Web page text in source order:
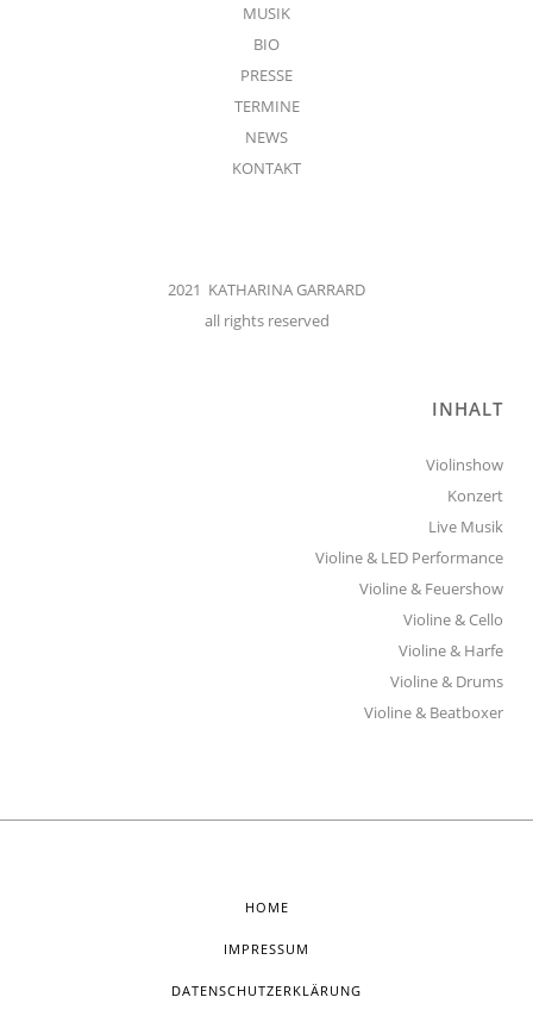
MUSIK
BIO
PRESSE
TERMINE
NEWS
KONTAKT
2021 KATHARINA GARRARD
all rights reserved
INHALT
Violinshow
Konzert
Live Musik
Violine & LED Performance
Violine & Feuershow
Violine & Cello
Violine & Harfe
Violine & Drums
Violine & Beatboxer
HOME
IMPRESSUM
DATENSCHUTZERKLÄRUNG